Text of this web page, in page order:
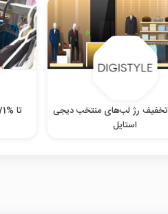
تا %53 تخفیف رژ لب‌های منتخب دیجی
استایل